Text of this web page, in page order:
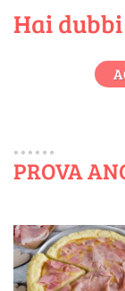
Hai
PROVA